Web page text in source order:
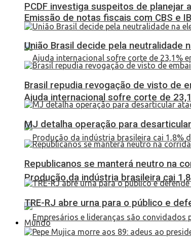
Emissão de notas fiscais com CBS e
Ajuda internacional sofre corte de
Produção da indústria brasileira cai
PCDF investiga suspeitos de planejar
União Brasil decide pela neutralidade
Brasil repudia revogação de visto de
MJ detalha operação para
Republicanos se manterá neutro na
TRE-RJ abre urna para o público e
Mundo